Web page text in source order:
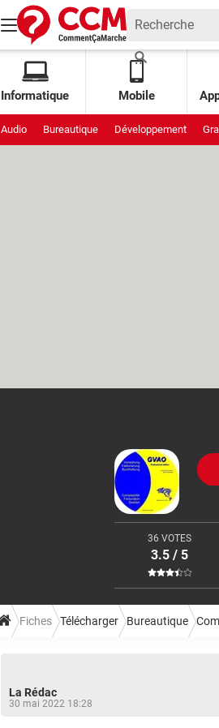
Informatique Mobile
Audio Bureautique Développement
36 VOTES
3.5 / 5
Fiches Télécharger Bureautique
La Rédac
30 mai 2022 18:28